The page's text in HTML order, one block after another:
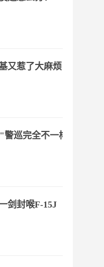
又惹了大麻烦
巡完全不一样
剑封喉F-15J